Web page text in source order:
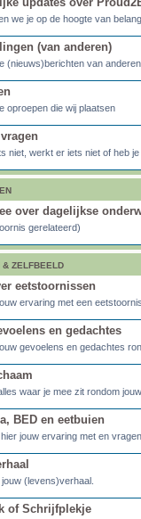
we je op de hoogte van
(van anderen)
(nieuws)berichten van
oproepen die wij plaatsen
niet, werkt er iets niet of heb
over dagelijkse
gerelateerd)
& ZELFBEELD
eetstoornissen
ervaring met een
en gedachtes
gevoelens en gedachtes
waar je mee zit rondom
BED en eetbuien
jouw ervaring met en
(levens)verhaal.
of Schrijfplekje